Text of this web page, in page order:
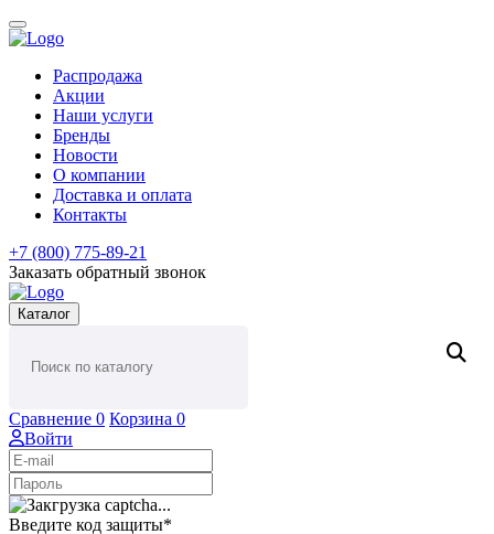
Распродажа
Акции
Наши услуги
Бренды
Новости
О компании
Доставка и оплата
Контакты
+7 (800) 775-89-21
Заказать обратный звонок
Каталог
Сравнение 0 Корзина 0
Войти
Введите код защиты*